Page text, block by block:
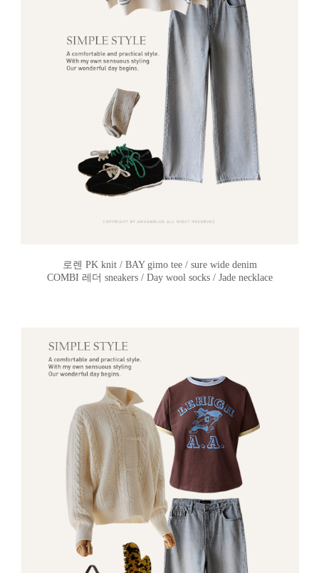
로렌 PK knit / BAY gimo tee / sure wide denim
COMBI 레더 sneakers / Day wool socks / Jade necklace